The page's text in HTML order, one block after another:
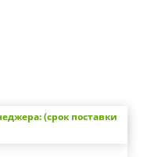
(срок поставки